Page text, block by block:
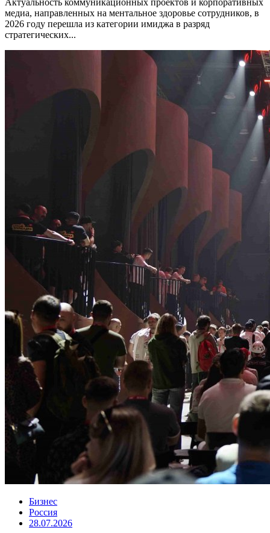
Актуальность коммуникационных проектов и корпоративных
медиа, направленных на ментальное здоровье сотрудников, в
2026 году перешла из категории имиджа в разряд
стратегических...
Бизнес
Россия
28.07.2026